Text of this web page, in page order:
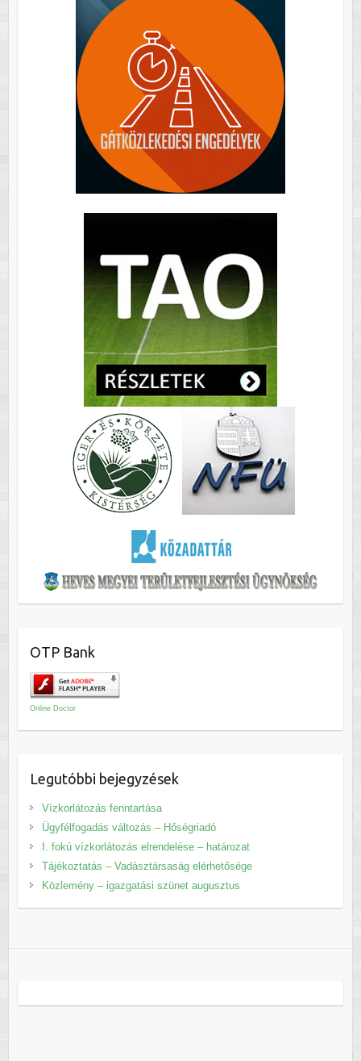
OTP Bank
Online Doctor
Legutóbbi bejegyzések
Vízkorlátozás fenntartása
Ügyfélfogadás változás – Hőségriadó
I. fokú vízkorlátozás elrendelése – határozat
Tájékoztatás – Vadásztársaság elérhetősége
Közlemény – igazgatási szünet augusztus